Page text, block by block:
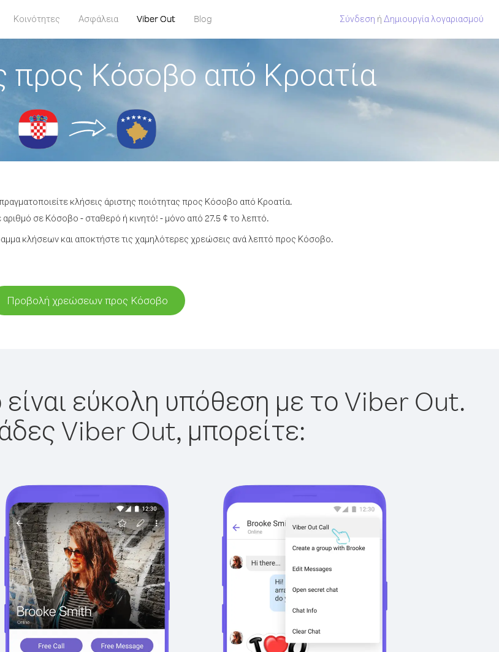
Κοινότητες Ασφάλεια Viber Out Blog Σύνδεση ή Δημιουργία λογαριασμού
προς Κόσοβο από Κροατία
κλήσεις άριστης ποιότητας προς Κόσοβο από Κροατία.
σε Κόσοβο - σταθερό ή κινητό! - μόνο από 27.5 ¢ το λεπτό.
κλήσεων και αποκτήστε τις χαμηλότερες χρεώσεις ανά λεπτό προς Κόσοβο.
Προβολή χρεώσεων προς Κόσοβο
εύκολη υπόθεση με το Viber Out.
Viber Out, μπορείτε: